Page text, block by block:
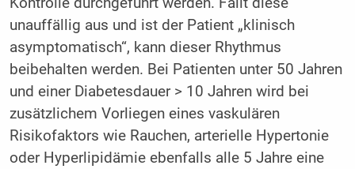
Kontrolle durchgeführt werden. Fällt diese
unauffällig aus und ist der Patient „klinisch
asymptomatisch“, kann dieser Rhythmus
beibehalten werden. Bei Patienten unter 50 Jahren
und einer Diabetesdauer > 10 Jahren wird bei
zusätzlichem Vorliegen eines vaskulären
Risikofaktors wie Rauchen, arterielle Hypertonie
oder Hyperlipidämie ebenfalls alle 5 Jahre eine